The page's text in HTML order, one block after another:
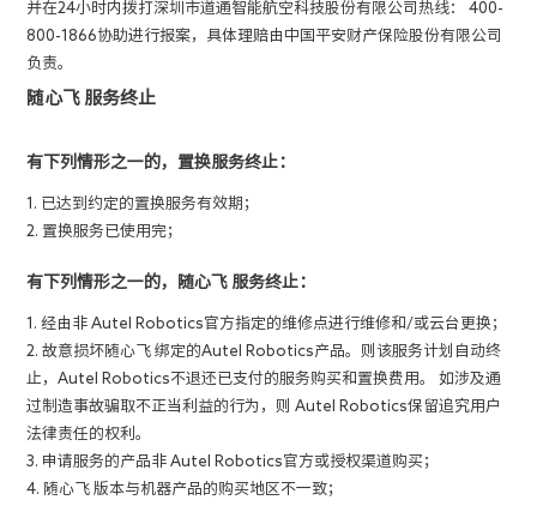
并在24小时内拨打深圳市道通智能航空科技股份有限公司热线： 400-
800-1866协助进行报案，具体理赔由中国平安财产保险股份有限公司
负责。
随心飞 服务终止
有下列情形之一的，置换服务终止：
1. 已达到约定的置换服务有效期；
2. 置换服务已使用完；
有下列情形之一的， 随心飞 服务终止：
1. 经由非 Autel Robotics官方指定的维修点进行维修和/或云台更换；
2. 故意损坏随心飞 绑定的Autel Robotics产品。则该服务计划自动终
止，Autel Robotics不退还已支付的服务购买和置换费用。 如涉及通
过制造事故骗取不正当利益的行为，则 Autel Robotics保留追究用户
法律责任的权利。
3. 申请服务的产品非 Autel Robotics官方或授权渠道购买；
4. 随心飞 版本与机器产品的购买地区不一致；